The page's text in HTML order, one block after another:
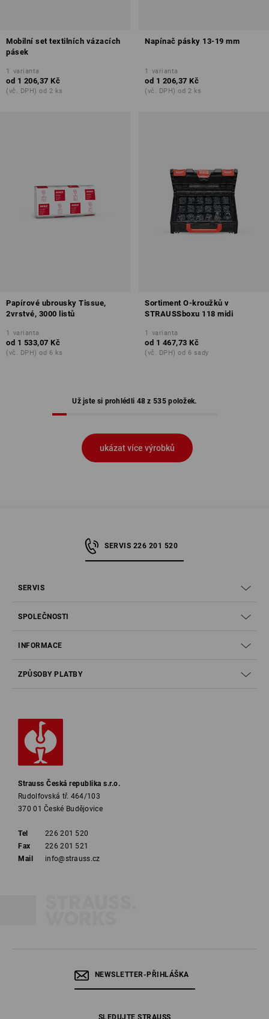
Mobilní set textilních vázacích
pásek
1 varianta
od 1 206,37 Kč
(vč. DPH) od 2 ks
Napínač pásky 13-19 mm
1 varianta
od 1 206,37 Kč
(vč. DPH) od 2 ks
Papírové ubrousky Tissue,
2vrstvé, 3000 listů
1 varianta
od 1 533,07 Kč
(vč. DPH) od 6 ks
Sortiment O-kroužků v
STRAUSSboxu 118 midi
1 varianta
od 1 467,73 Kč
(vč. DPH) od 6 sady
Už jste si prohlédli 48 z 535 položek.
ukázat více výrobků
SERVIS 226 201 520
SERVIS
SPOLEČNOSTI
INFORMACE
ZPŮSOBY PLATBY
Strauss Česká republika s.r.o.
Rudolfovská tř. 464/103
370 01 České Budějovice
Tel
226 201 520
Fax
226 201 521
Mail
info@strauss.cz
NEWSLETTER-PŘIHLÁŠKA
SLEDUJTE STRAUSS